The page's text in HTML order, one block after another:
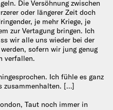
Die Versöhnung zwischen
oder längerer Zeit doch
je mehr Kriege, je
zur Vertagung bringen. Ich
wir alle uns wieder bei der
sofern wir jung genug
verfallen.
Ich fühle es ganz
zusammenhalten. […]
Taut noch immer in